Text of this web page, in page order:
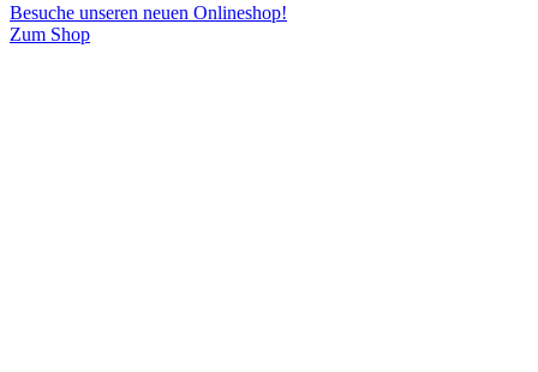
Besuche unseren neuen Onlineshop!
Zum Shop